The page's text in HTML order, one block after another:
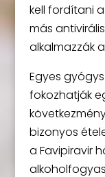
kell fordítani
más
alkalmazzák
Egyes
fokozhatják
bizonyos
a Favipiravir